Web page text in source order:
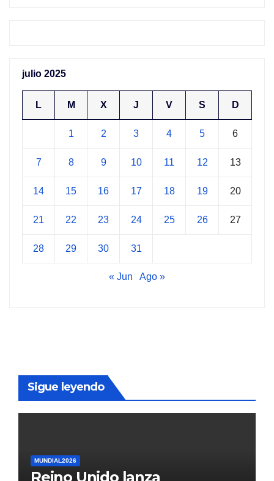
julio 2025
L M X J V S D
1 2 3 4 5 6
7 8 9 10 11 12 13
14 15 16 17 18 19 20
21 22 23 24 25 26 27
28 29 30 31
« Jun Ago »
Sigue leyendo
MUNDIAL2026
Reino Unido lanza